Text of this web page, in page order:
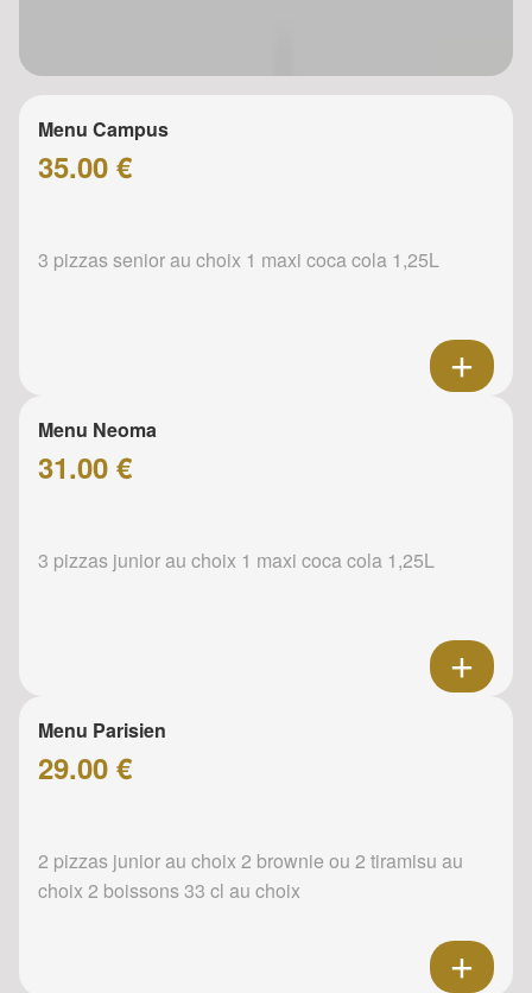
Menu Campus
35.00 €
3 pizzas senior au choix 1 maxi coca cola 1,25L
Menu Neoma
31.00 €
3 pizzas junior au choix 1 maxi coca cola 1,25L
Menu Parisien
29.00 €
2 pizzas junior au choix 2 brownie ou 2 tiramisu au
choix 2 boissons 33 cl au choix